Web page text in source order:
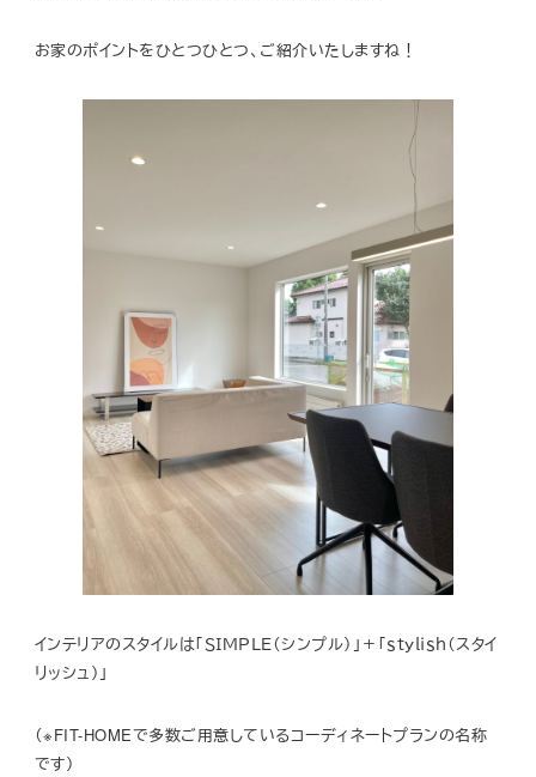
お家のポイントをひとつひとつ、ご紹介いたしますね！
インテリアのスタイルは「ＳＩＭＰＬＥ（シンプル）」＋「ｓｔｙｌｉｓｈ（スタイ
リッシュ）」
（※FIT-HOMEで多数ご用意しているコーディネートプランの名称
です）